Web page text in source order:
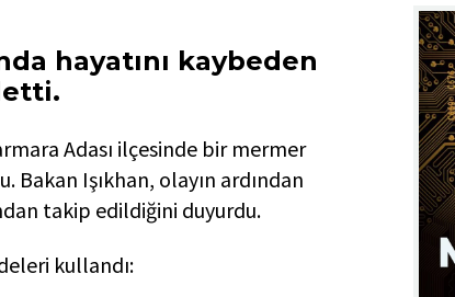
hayatını kaybeden
Adası ilçesinde bir mermer
Işıkhan, olayın ardından
takip edildiğini duyurdu.
kullandı: